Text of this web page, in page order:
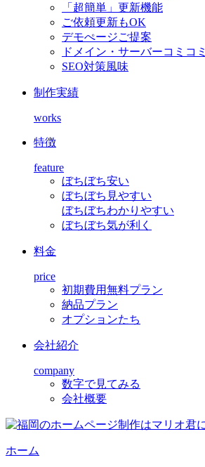
「超簡単」更新機能
ご依頼更新もOK
デモぺージご提案
ドメイン・サーバーコミコミ
SEO対策風味
制作実績
works
特徴
feature
ぼちぼち安い
ぼちぼち見やすい
ぼちぼちわかりやすい
ぼちぼち気が利く
料金
price
初期費用無料プラン
納品プラン
オプションたち
会社紹介
company
数字で見てみる
会社概要
ホーム